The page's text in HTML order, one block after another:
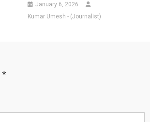
January 6, 2026
Kumar Umesh - (Journalist)
*